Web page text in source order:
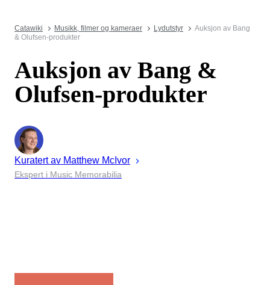
Catawiki Musikk, filmer og kameraer Lydutstyr
Auksjon av Bang
& Olufsen-produkter
Auksjon av Bang &
Olufsen-produkter
Kuratert av Matthew McIvor
Ekspert i Music Memorabilia